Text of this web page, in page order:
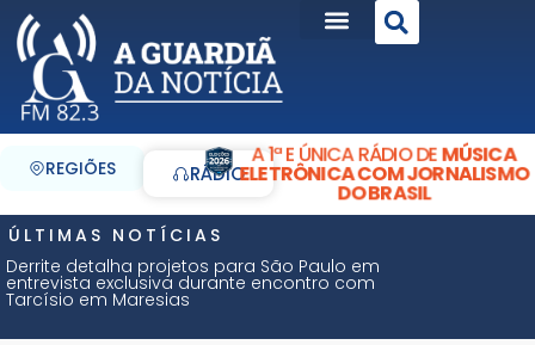
REGIÕES RÁDIO
A 1ª E ÚNICA RÁDIO DEMÚSICA
ELETRÔNICA COM JORNALISMO
DO BRASIL
ÚLTIMAS NOTÍCIAS
Derrite detalha projetos para São Paulo em
entrevista exclusiva durante encontro com
Tarcísio em Maresias